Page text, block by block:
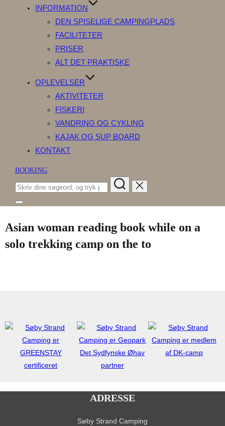
INFORMATION
DEN SPISELIGE CAMPINGPLADS
FACILITETER
PRISER
ALT DET PRAKTISKE
OPLEVELSER
AKTIVITETER
FISKERI
VANDRING OG CYKLING
KAJAK OG SUP BOARD
KONTAKT
BOOKING
Søg
efter:
Slå
sidekolonne
Asian woman reading book while on a
solo trekking camp on the to
ADRESSE
Søby Strand Camping